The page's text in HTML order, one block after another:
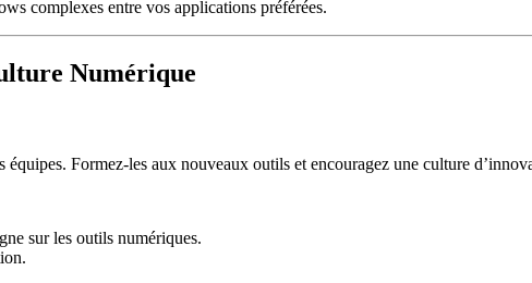
complexes entre vos applications préférées.
Numérique
Formez-les aux nouveaux outils et encouragez une culture
sur les outils numériques.